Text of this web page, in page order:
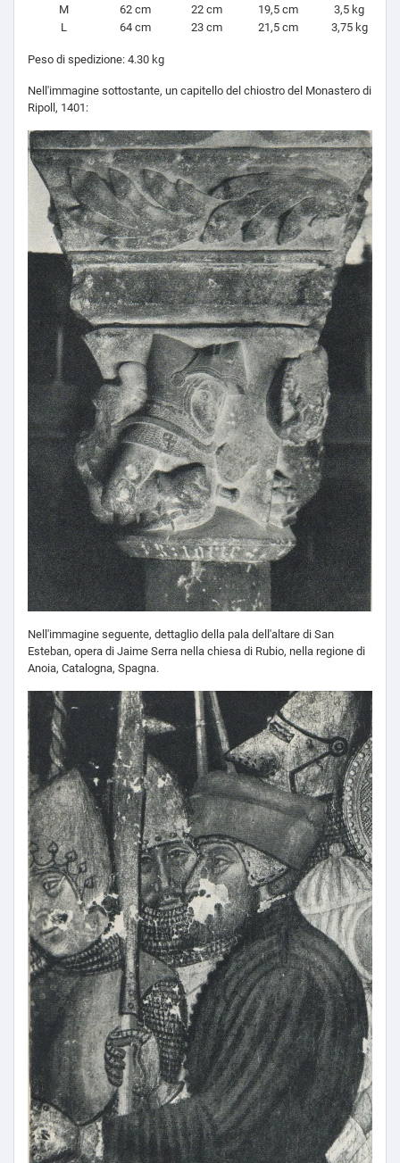
M 62 cm 22 cm 19,5 cm
3,5 kg
L
64 cm 23 cm 21,5 cm 3,75 kg
Peso di spedizione: 4.30 kg
Nell'immagine sottostante, un capitello del chiostro del Monastero di
Ripoll, 1401:
Nell'immagine seguente, dettaglio della pala dell'altare di San
Esteban, opera di Jaime Serra nella chiesa di Rubio, nella regione di
Anoia, Catalogna, Spagna.